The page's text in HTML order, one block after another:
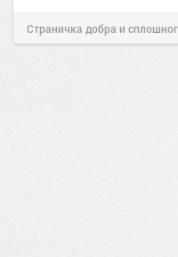
Страничка добра и